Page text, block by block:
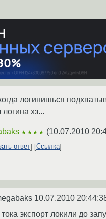
логинишься
логина хз...
★★★★ (10.07.2010
ответ Ссылка
10.07.2010
экспорт локили до